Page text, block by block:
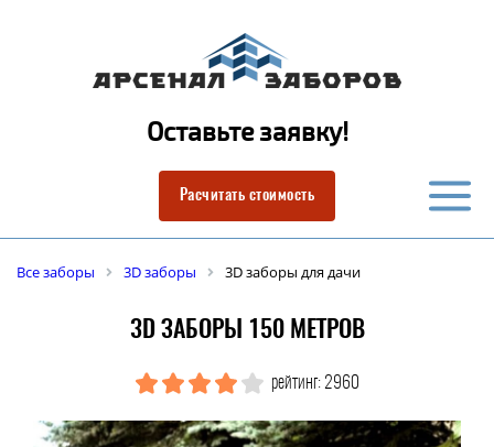
Оставьте заявку!
Расчитать стоимость
Все заборы 3D заборы 3D заборы для дачи
3D ЗАБОРЫ 150 МЕТРОВ
рейтинг: 2960